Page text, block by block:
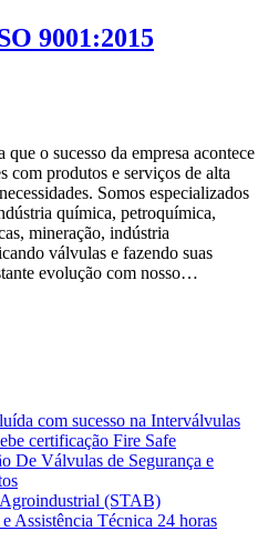
9001:2015
o sucesso da empresa acontece
com produtos e serviços de alta
Somos especializados
química, petroquímica,
mineração, indústria
válvulas e fazendo suas
evolução com nosso…
com sucesso na Interválvulas
certificação Fire Safe
De Válvulas de Segurança e
(STAB)
Assistência Técnica 24 horas